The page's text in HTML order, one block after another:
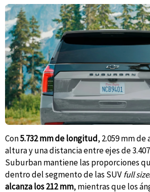
Con5.732 mm de longitud, 2.059 mm de
altura y una distancia entre ejes de
Suburban mantiene las proporciones
dentro del segmento de las SUVfull size
alcanza los 212 mm, mientras que los